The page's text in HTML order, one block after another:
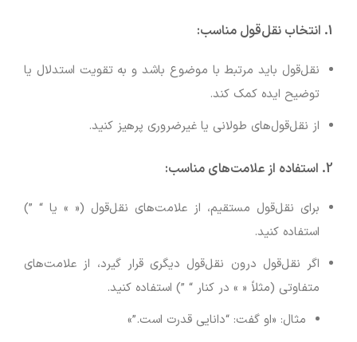
1. انتخاب نقل‌قول مناسب:
نقل‌قول باید مرتبط با موضوع باشد و به تقویت استدلال یا
توضیح ایده کمک کند.
از نقل‌قول‌های طولانی یا غیرضروری پرهیز کنید.
2. استفاده از علامت‌های مناسب:
برای نقل‌قول مستقیم، از علامت‌های نقل‌قول (« » یا “ ”)
استفاده کنید.
اگر نقل‌قول درون نقل‌قول دیگری قرار گیرد، از علامت‌های
متفاوتی (مثلاً « » در کنار “ ”) استفاده کنید.
مثال: «او گفت: “دانایی قدرت است.”»